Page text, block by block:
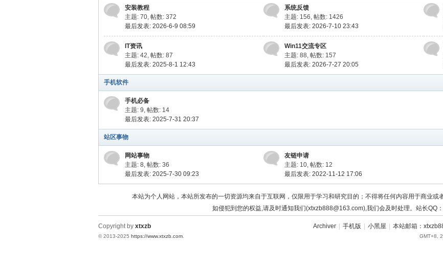
安装教程
主题: 70, 帖数: 372
最后发表: 2026-6-9 08:59
系统反馈
主题: 156, 帖数: 1426
最后发表: 2026-7-10 23:43
IT资讯
主题: 42, 帖数: 87
最后发表: 2025-8-1 12:43
Win11交流专区
主题: 88, 帖数: 157
最后发表: 2026-7-27 20:05
手机软件
手机必备
主题: 9, 帖数: 14
最后发表: 2025-7-31 20:37
站区事物
网站事物
主题: 8, 帖数: 36
最后发表: 2025-7-30 09:23
友链申请
主题: 10, 帖数: 12
最后发表: 2022-11-12 17:06
本站为个人网站，本站所发布的一切资源均来自于互联网，仅限用于学习和研究目的；不得将任何内容用于商业或
如侵犯到您的权益,请及时通知我们(xtxzb888@163.com),我们会及时处理。站长QQ
Archiver 手机版 小黑屋 本站邮箱：
GMT+8,
Copyright by xtxzb
© 2013-2025 https://www.xtxzb.com